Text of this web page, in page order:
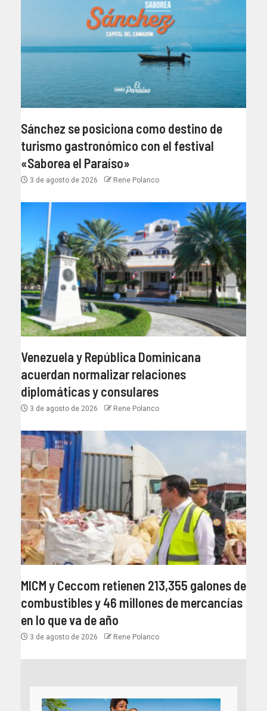
Sánchez se posiciona como destino de
turismo gastronómico con el festival
«Saborea el Paraíso»
3 de agosto de 2026 Rene Polanco
Venezuela y República Dominicana
acuerdan normalizar relaciones
diplomáticas y consulares
3 de agosto de 2026 Rene Polanco
MICM y Ceccom retienen 213,355 galones de
combustibles y 46 millones de mercancías
en lo que va de año
3 de agosto de 2026 Rene Polanco